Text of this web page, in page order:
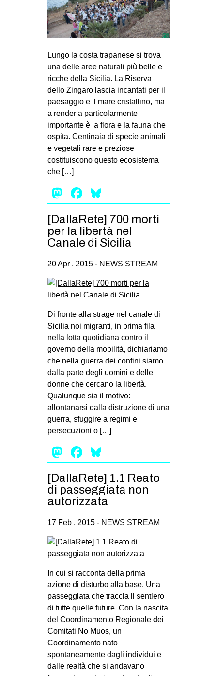
Lungo la costa trapanese si trova
una delle aree naturali più belle e
ricche della Sicilia. La Riserva
dello Zingaro lascia incantati per il
paesaggio e il mare cristallino, ma
a renderla particolarmente
importante è la flora e la fauna che
ospita. Centinaia di specie animali
e vegetali rare e preziose
costituiscono questo ecosistema
che […]
Mastodon
Facebook
[DallaRete] 700 morti
per la libertà nel
Canale di Sicilia
20 Apr , 2015 - NEWS STREAM
Di fronte alla strage nel canale di
Sicilia noi migranti, in prima fila
nella lotta quotidiana contro il
governo della mobilità, dichiariamo
che nella guerra dei confini siamo
dalla parte degli uomini e delle
donne che cercano la libertà.
Qualunque sia il motivo:
allontanarsi dalla distruzione di una
guerra, sfuggire a regimi e
persecuzioni o […]
Mastodon
Facebook
[DallaRete] 1.1 Reato
di passeggiata non
autorizzata
17 Feb , 2015 - NEWS STREAM
In cui si racconta della prima
azione di disturbo alla base. Una
passeggiata che traccia il sentiero
di tutte quelle future. Con la nascita
del Coordinamento Regionale dei
Comitati No Muos, un
Coordinamento nato
spontaneamente dagli individui e
dalle realtà che si andavano